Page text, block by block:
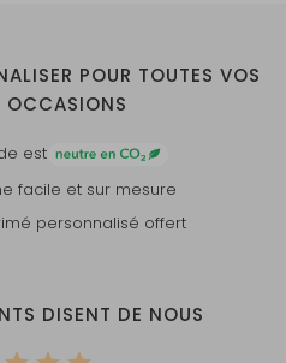
POUR TOUTES VOS
OCCASIONS
est
facile et sur mesure
personnalisé offert
DISENT DE NOUS